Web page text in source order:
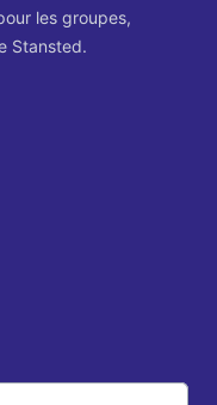
les groupes,
Stansted.